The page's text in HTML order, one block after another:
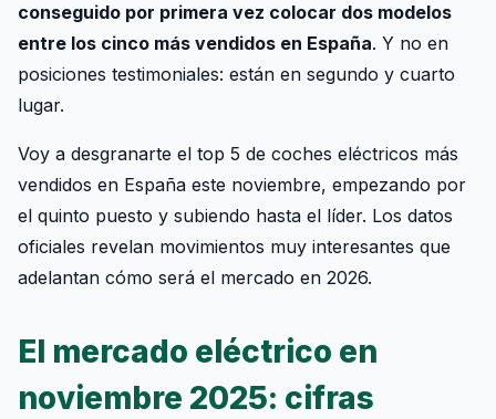
conseguido por primera vez colocar dos modelos
entre los cinco más vendidos en España. Y no en
posiciones testimoniales: están en segundo y cuarto
lugar.
Voy a desgranarte el top 5 de coches eléctricos más
vendidos en España este noviembre, empezando por
el quinto puesto y subiendo hasta el líder. Los datos
oficiales revelan movimientos muy interesantes que
adelantan cómo será el mercado en 2026.
El mercado eléctrico en
noviembre 2025: cifras